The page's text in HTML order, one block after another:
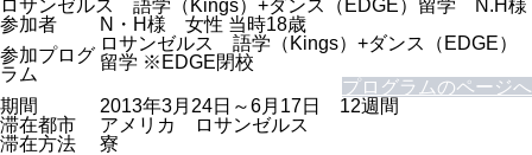
ロサンゼルス 語学（Kings）+ダンス（EDGE）留学 N.H様
参加者
N・H様 女性 当時18歳
参加プログ
ラム
ロサンゼルス 語学（Kings）+ダンス（EDGE）
留学 ※EDGE閉校
プログラムのページへ
期間
2013年3月24日～6月17日 12週間
滞在都市
アメリカ ロサンゼルス
滞在方法
寮